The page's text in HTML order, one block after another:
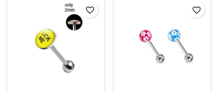
favorite_border favorite_border